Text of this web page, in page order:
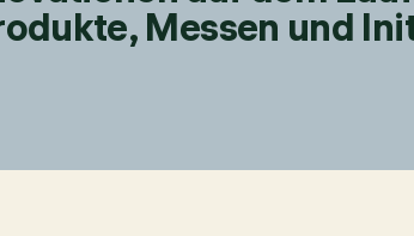
Messen und